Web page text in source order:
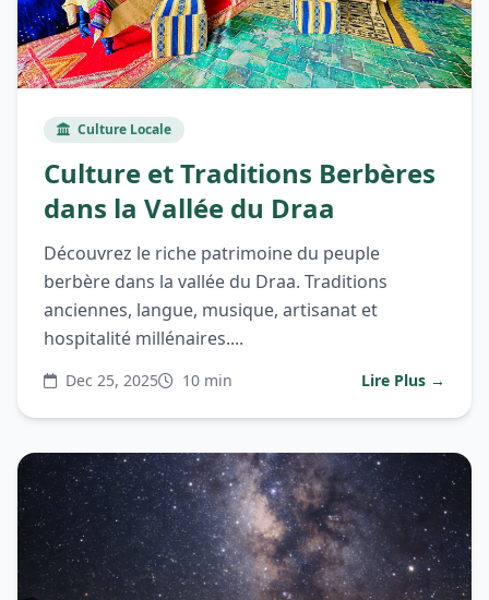
Culture Locale
Culture et Traditions Berbères
dans la Vallée du Draa
Découvrez le riche patrimoine du peuple
berbère dans la vallée du Draa. Traditions
anciennes, langue, musique, artisanat et
hospitalité millénaires....
Dec 25, 2025 10 min Lire Plus →